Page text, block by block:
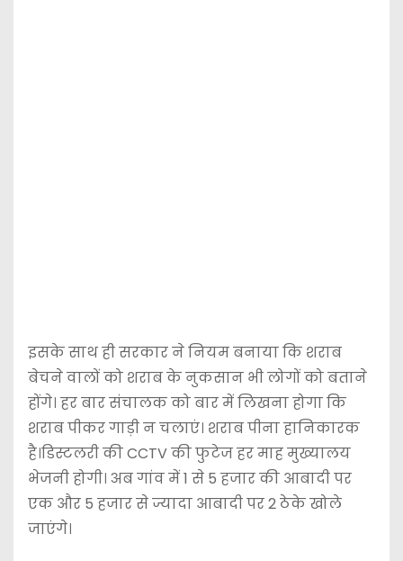
इसके साथ ही सरकार ने नियम बनाया कि शराब
बेचने वालों को शराब के नुकसान भी लोगों को बताने
होंगे। हर बार संचालक को बार में लिखना होगा कि
शराब पीकर गाड़ी न चलाएं। शराब पीना हानिकारक
है।डिस्टलरी की CCTV की फुटेज हर माह मुख्यालय
भेजनी होगी। अब गांव में 1 से 5 हजार की आबादी पर
एक और 5 हजार से ज्यादा आबादी पर 2 ठेके खोले
जाएंगे।